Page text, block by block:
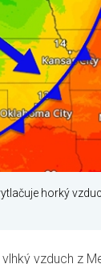
horký
vzduch z